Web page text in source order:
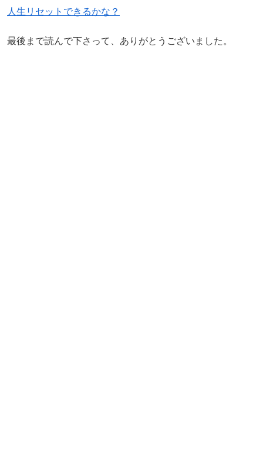
人生リセットできるかな？
最後まで読んで下さって、ありがとうございました。